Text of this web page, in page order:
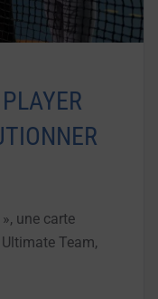
une carte
Team,